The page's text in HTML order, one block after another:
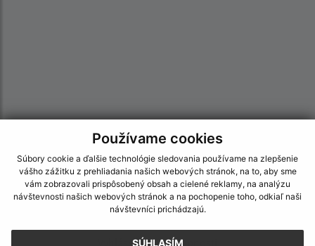
Používame cookies
Súbory cookie a ďalšie technológie sledovania používame na zlepšenie
vášho zážitku z prehliadania našich webových stránok, na to, aby sme
vám zobrazovali prispôsobený obsah a cielené reklamy, na analýzu
návštevnosti našich webových stránok a na pochopenie toho, odkiaľ naši
návštevníci prichádzajú.
SÚHLASÍM
Informácie o stránke:
Vyhlásenie o prístupnosti